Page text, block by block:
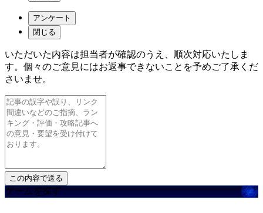
アンケート
閉じる
いただいた内容は担当者が確認のうえ、順次対応いたしま
す。個々のご意見にはお返事できないことを予めご了承くだ
さいませ。
ゲームを探す